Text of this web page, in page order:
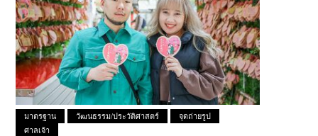
มาตรฐาน วัฒนธรรม/ประวัติศาสตร์
จุดถ่ายรูป
ศาลเจ้า